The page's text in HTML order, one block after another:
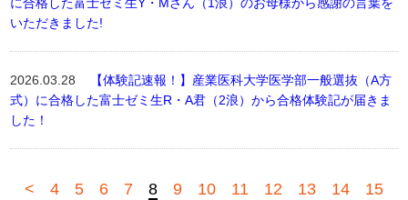
に合格した富士ゼミ生Y・Mさん（1浪）のお母様から感謝の言葉を
いただきました!
2026.03.28
【体験記速報！】産業医科大学医学部一般選抜（A方
式）に合格した富士ゼミ生R・A君（2浪）から合格体験記が届きま
した！
< 4 5 6 7 8 9 10 11 12 13 14
15